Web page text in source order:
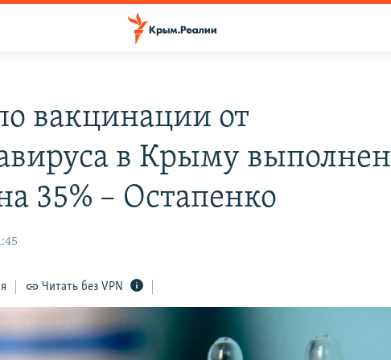
вакцинации от
в Крыму выполнен
35% – Остапенко
Читать без VPN